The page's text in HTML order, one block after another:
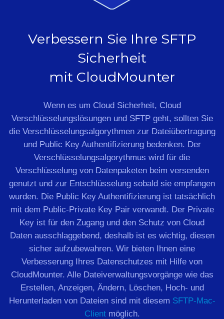
Verbessern Sie Ihre SFTP
Sicherheit
mit CloudMounter
Wenn es um Cloud Sicherheit, Cloud
Verschlüsselungslösungen und SFTP geht, sollten Sie
die Verschlüsselungsalgorythmen zur Dateiübertragung
und Public Key Authentifizierung bedenken. Der
Verschlüsselungsalgorythmus wird für die
Verschlüsselung von Datenpaketen beim versenden
genutzt und zur Entschlüsselung sobald sie empfangen
wurden. Die Public Key Authentifizierung ist tatsächlich
mit dem Public-Private Key Pair verwandt. Der Private
Key ist für den Zugang und den Schutz von Cloud
Daten ausschlaggebend, deshalb ist es wichtig, diesen
sicher aufzubewahren. Wir bieten Ihnen eine
Verbesserung Ihres Datenschutzes mit Hilfe von
CloudMounter. Alle Dateiverwaltungsvorgänge wie das
Erstellen, Anzeigen, Ändern, Löschen, Hoch- und
Herunterladen von Dateien sind mit diesem SFTP-Mac-
Clientmöglich.